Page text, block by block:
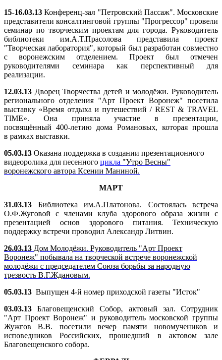
15-16.03.13 Конференц-зал "Петровский Пассаж". Московские
представители консалтинговой группы "Прогрессор" провели
семинар по творческим проектам для города. Руководитель
библиотеки им.А.Т.Прасолова представила проект
"Творческая лаборатория", который был разработан совместно
с воронежским отделением. Проект был отмечен
руководителями семинара как перспективный для
реализации.
12.03.13 Дворец Творчества детей и молодёжи. Руководитель
регионального отделения "Арт Проект Воронеж" посетила
выставку «Время отдыха и путешествий / REST & TRAVEL
TIME». Она приняла участие в презентации,
посвящённый 400-летию дома Романовых, которая прошла
в рамках выставки.
05.03.13 Оказана поддержка в создании презентационного
видеоролика для песенного цикла "Утро Весны"
воронежского автора Ксении Маниной.
МАРТ
31.03.13 Библиотека им.А.Платонова. Состоялась встреча
О.Ф.Жуговой с членами клуба здорового образа жизни с
презентацией основ здорового питания. Техническую
поддержку встречи проводил Александр Литвин.
26.03.13 Дом Молодёжи. Руководитель "Арт Проект
Воронеж" побывала на творческой встрече воронежской
молодёжи с председателем Союза борьбы за народную
трезвость В.Г.Ждановым.
05.03.13 Выпущен 4-й номер приходской газеты "Исток"
03.03.13 Благовещенский Собор, актовый зал. Сотрудник
"Арт Проект Воронеж" и руководитель московской группы
Жужгов В.В. посетили вечер памяти новомучеников и
исповедников Российских, прошедший в актовом зале
Благовещенского собора.